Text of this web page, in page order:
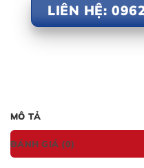
LIÊN HỆ:
MÔ TẢ
ĐÁNH GIÁ (0)